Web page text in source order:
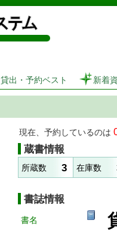
図書館 蔵書検
貸出・予約ベスト 新着
現在、予約しているのは
蔵書情報
所蔵数 3 在庫数
書誌情報
書名